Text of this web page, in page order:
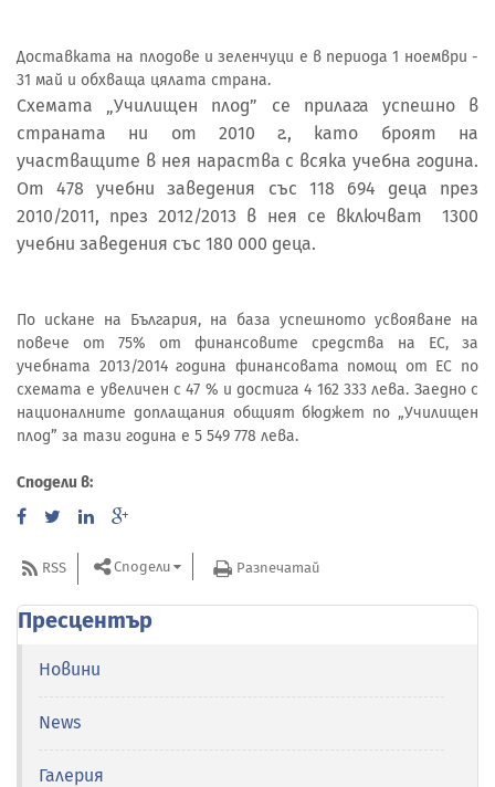
Доставката на плодове и зеленчуци е в периода 1 ноември -
31 май и обхваща цялата страна.
Схемата „Училищен плод” се прилага успешно в
страната ни от 2010 г., като броят на
участващите в нея нараства с всяка учебна година.
От 478 учебни заведения със 118 694 деца през
2010/2011, през 2012/2013 в нея се включват 1300
учебни заведения със 180 000 деца.
По искане на България, на база успешното усвояване на
повече от 75% от финансовите средства на ЕС, за
учебната 2013/2014 година финансовата помощ от ЕС по
схемата е увеличен с 47 % и достига 4 162 333 лева. Заедно с
националните доплащания общият бюджет по „Училищен
плод” за тази година е 5 549 778 лева.
Сподели в:
RSS Сподели Разпечатай
Пресцентър
Новини
News
Галерия